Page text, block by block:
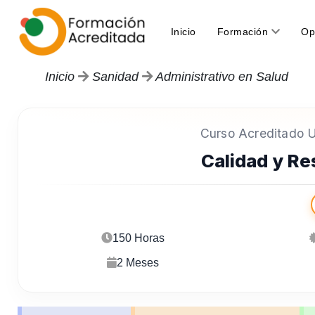
Inicio(current)Formación
Inicio Sanidad Administrativo en Salud
Curso Acreditado
Calidad y
150 Horas
2 Meses